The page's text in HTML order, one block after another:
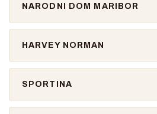
NARODNI DOM MARIBOR
HARVEY NORMAN
SPORTINA